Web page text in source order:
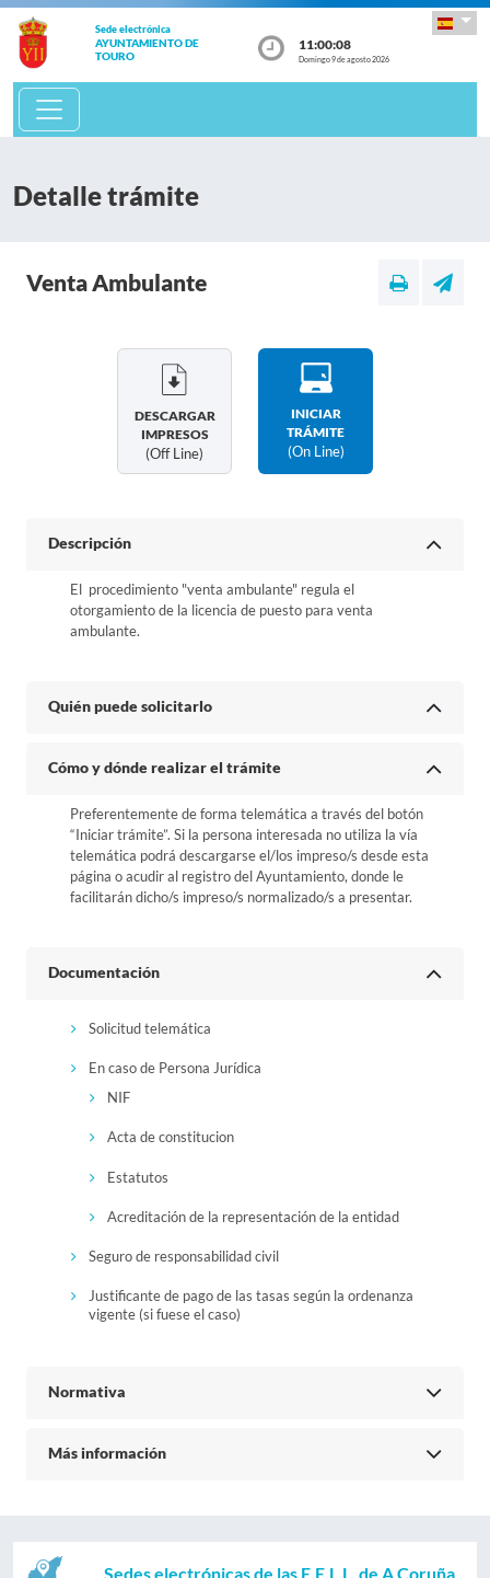
Sede electrónica
AYUNTAMIENTO DE
TOURO
11:00:08
Domingo 9 de agosto 2026
Detalle trámite
Venta Ambulante
DESCARGAR
IMPRESOS
(off Line)
INICIAR
TRÁMITE
(on Line)
Descripción
El procedimiento "venta ambulante" regula el
otorgamiento de la licencia de puesto para venta
ambulante.
Quién puede solicitarlo
Cómo y dónde realizar el trámite
Preferentemente de forma telemática a través del botón
“Iniciar trámite”. Si la persona interesada no utiliza la vía
telemática podrá descargarse el/los impreso/s desde esta
página o acudir al registro del Ayuntamiento, donde le
facilitarán dicho/s impreso/s normalizado/s a presentar.
Documentación
Solicitud telemática
En caso de Persona Jurídica
NIF
Acta de constitucion
Estatutos
Acreditación de la representación de la entidad
Seguro de responsabilidad civil
Justificante de pago de las tasas según la ordenanza
vigente (si fuese el caso)
Normativa
Más información
Sedes electrónicas de las E.E.L.L. de A Coruña